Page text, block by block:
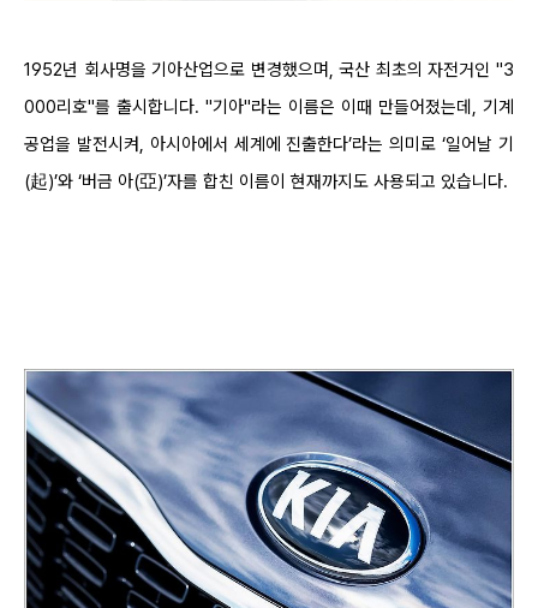
1952년 회사명을 기아산업으로 변경했으며, 국산 최초의 자전거인 "3
000리호"를 출시합니다. "기아"라는 이름은 이때 만들어졌는데, 기계
공업을 발전시켜, 아시아에서 세계에 진출한다’라는 의미로 ‘일어날 기
(起)’와 ‘버금 아(亞)’자를 합친 이름이 현재까지도 사용되고 있습니다.